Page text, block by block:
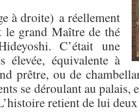
à droite) a réellement
grand Maître de thé
C’était une
élevée, équivalente à
prêtre, ou de
se déroulant au palais,
retient de lui